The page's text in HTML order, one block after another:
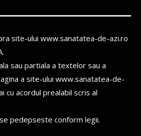
site-ului www.sanatatea-de-azi.ro
sau partiala a textelor sau a
a site-ului www.sanatatea-de-
cu acordul prealabil scris al
pedepseste conform legii.